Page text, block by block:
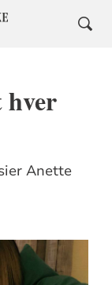
hver
Anette